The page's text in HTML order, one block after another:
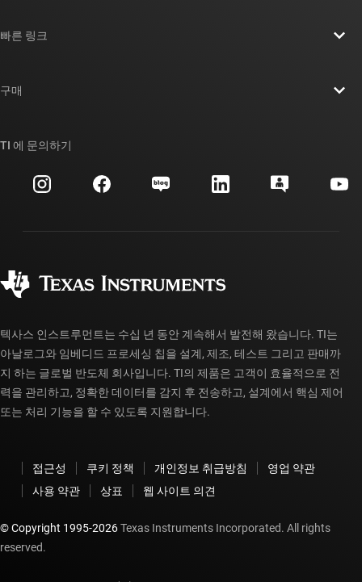
투자 관계
제조
빠른 링크
대체품 검색
고객 지원 센터
myTI 계정 FAQ
구매
주문 FAQ
TI 에 문의하기
텍사스 인스트루먼트는 수십 년 동안 계속해서 발전해 왔습니다. TI는
아날로그와 임베디드 프로세싱 칩을 설계, 제조, 테스트 그리고 판매까
지 하는 글로벌 반도체 회사입니다. TI의 제품은 고객이 효율적으로 전
력을 관리하고, 정확한 데이터를 감지 후 전송하고, 설계에서 핵심 제어
또는 처리 기능을 할 수 있도록 지원합니다.
접근성 쿠키 정책 개인정보 취급방침
영업 약관
사용 약관
상표 웹 사이트 의견
© Copyright 1995-2026Texas Instruments Incorporated. All rights
reserved.